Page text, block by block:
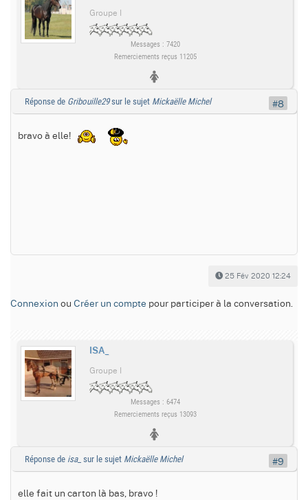
Groupe I
Messages : 7420
Remerciements reçus 11205
Réponse de Gribouille29sur le sujet Mickaëlle Michel
bravo à elle!
25 Fév 2020 12:24
#8
Connexion ou Créer un compte pour participer à la conversation.
ISA_
Groupe I
Messages : 6474
Remerciements reçus 13093
Réponse de isa_ sur le sujet Mickaëlle Michel
elle fait un carton là bas, bravo !
#9